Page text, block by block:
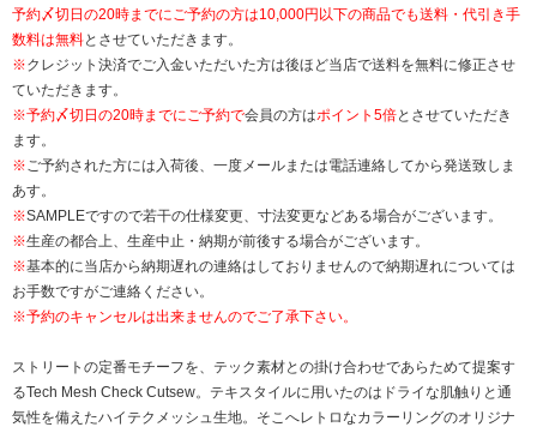
予約〆切日の20時までにご予約の方は10,000円以下の商品でも送料・代引き手
数料は無料とさせていただきます。
※クレジット決済でご入金いただいた方は後ほど当店で送料を無料に修正させ
ていただきます。
※予約〆切日の20時までにご予約で会員の方はポイント5倍とさせていただき
ます。
※ご予約された方には入荷後、一度メールまたは電話連絡してから発送致しま
あす。
※SAMPLEですので若干の仕様変更、寸法変更などある場合がございます。
※生産の都合上、生産中止・納期が前後する場合がございます。
※基本的に当店から納期遅れの連絡はしておりませんので納期遅れについては
お手数ですがご連絡ください。
※予約のキャンセルは出来ませんのでご了承下さい。
ストリートの定番モチーフを、テック素材との掛け合わせであらためて提案す
るTech Mesh Check Cutsew。テキスタイルに用いたのはドライな肌触りと通
気性を備えたハイテクメッシュ生地。そこへレトロなカラーリングのオリジナ